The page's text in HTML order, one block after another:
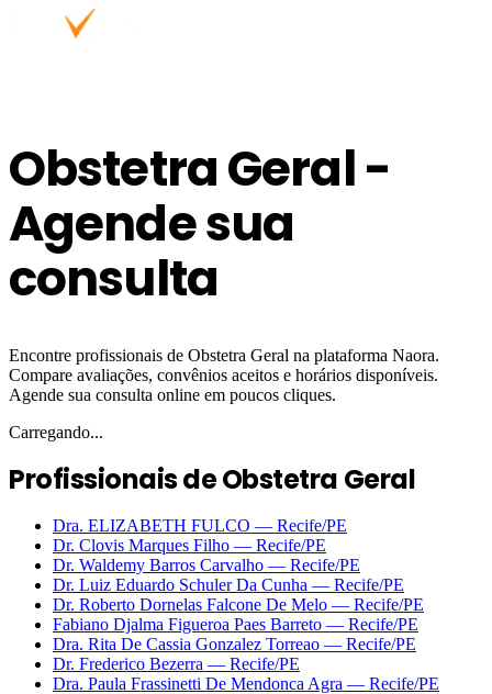
Obstetra Geral -
Agende sua
consulta
Encontre profissionais de Obstetra Geral na plataforma Naora.
Compare avaliações, convênios aceitos e horários disponíveis.
Agende sua consulta online em poucos cliques.
Carregando...
Profissionais de Obstetra Geral
Dra. ELIZABETH FULCO — Recife/PE
Dr. Clovis Marques Filho — Recife/PE
Dr. Waldemy Barros Carvalho — Recife/PE
Dr. Luiz Eduardo Schuler Da Cunha — Recife/PE
Dr. Roberto Dornelas Falcone De Melo — Recife/PE
Fabiano Djalma Figueroa Paes Barreto — Recife/PE
Dra. Rita De Cassia Gonzalez Torreao — Recife/PE
Dr. Frederico Bezerra — Recife/PE
Dra. Paula Frassinetti De Mendonca Agra — Recife/PE